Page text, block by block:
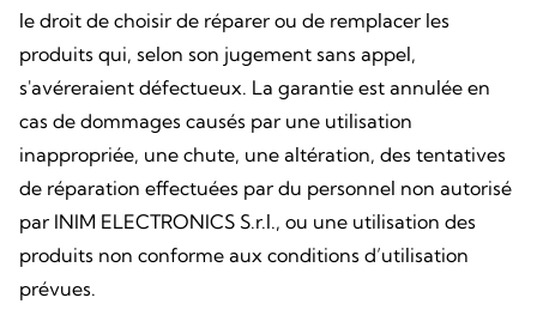
le droit de choisir de réparer ou de remplacer les
produits qui, selon son jugement sans appel,
s'avéreraient défectueux. La garantie est annulée en
cas de dommages causés par une utilisation
inappropriée, une chute, une altération, des tentatives
de réparation effectuées par du personnel non autorisé
par INIM ELECTRONICS S.r.l., ou une utilisation des
produits non conforme aux conditions d’utilisation
prévues.